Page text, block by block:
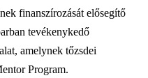
finanszírozását elősegítő
tevékenykedő
amelynek tőzsdei
Program.